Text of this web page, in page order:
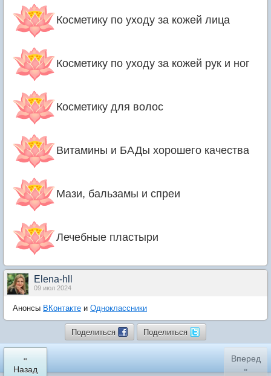
Косметику по уходу за кожей лица
Косметику по уходу за кожей рук и ног
Косметику для волос
Витамины и БАДы хорошего качества
Мази, бальзамы и спреи
Лечебные пластыри
Elena-hll
09 июл 2024
Анонсы ВКонтакте и Одноклассники
Поделиться Поделиться
«
Назад
Вперед
»